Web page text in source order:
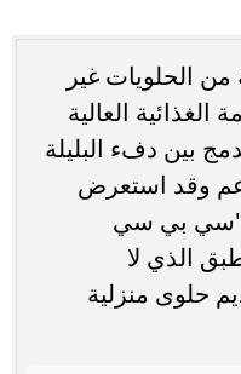
من الحلويات غير
الغذائية العالية
بين دفء البليلة
وقد استعرض
"سي بي سي
الذي لا
حلوى منزلية